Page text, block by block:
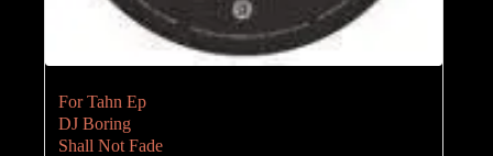
For Tahn Ep
DJ Boring
Shall Not Fade